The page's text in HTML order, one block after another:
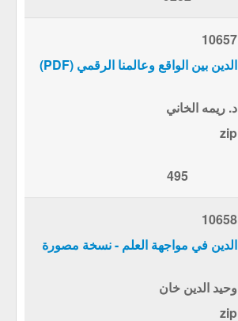
10657
الدين بين الواقع وعالمنا الرقمي (PDF)
د. ريمه الخاني
zip
495
10658
الدين في مواجهة العلم - نسخة مصورة
وحيد الدين خان
zip